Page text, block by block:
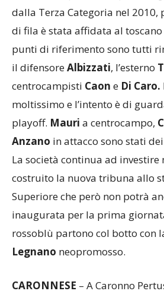
società dipatron Di Caro che,
ultimi anni, punta sempre a
dalla Terza Categoria nel
di fila è stata affidata al toscano
punti di riferimento sono tutti
il difensore Albizzati, l’esterno
centrocampistiCaoneDi Caro.
moltissimo e l’intento è di
playoff.Mauria centrocampo,
Anzanoin attacco sono stati
La società continua ad investire
costruito la nuova tribuna allo
Superiore che però non potrà
inaugurata per la prima